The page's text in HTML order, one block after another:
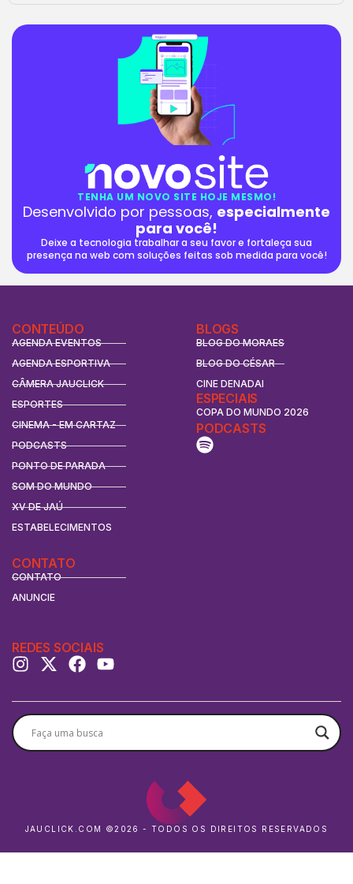
TENHA UM NOVO SITE HOJE MESMO!
Desenvolvido por pessoas, especialmente
para você!
Deixe a tecnologia trabalhar a seu favor e fortaleça sua
presença na web com soluções feitas sob medida para você!
CONTEÚDO
AGENDA EVENTOS
AGENDA ESPORTIVA
CÂMERA JAUCLICK
ESPORTES
CINEMA - EM CARTAZ
PODCASTS
PONTO DE PARADA
SOM DO MUNDO
XV DE JAÚ
ESTABELECIMENTOS
BLOGS
BLOG DO MORAES
BLOG DO CÉSAR
CINE DENADAI
ESPECIAIS
COPA DO MUNDO 2026
CONTATO
CONTATO
ANUNCIE
PODCASTS
REDES SOCIAIS
JAUCLICK.COM ©2026 - TODOS OS DIREITOS RESERVADOS